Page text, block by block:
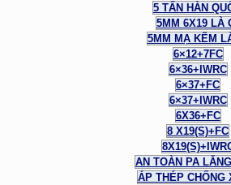
5 TẤN HÀN
5MM 6X19 LÀ
5MM MẠ KẼM
6×12+7FC
6×36+IWRC
6×37+FC
6×37+IWRC
6X36+FC
8 X19(S)+FC
AN TOÀN PA
ÁP THÉP CHỐNG